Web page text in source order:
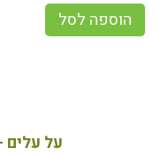
הוספה לסל
על